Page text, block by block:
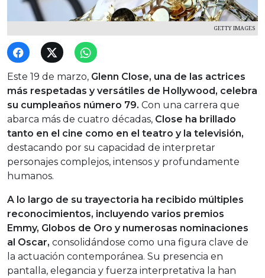
GETTY IMAGES
Este 19 de marzo, Glenn Close, una de las actrices
más respetadas y versátiles de Hollywood, celebra
su cumpleaños número 79. Con una carrera que
abarca más de cuatro décadas, Close ha brillado
tanto en el cine como en el teatro y la televisión,
destacando por su capacidad de interpretar
personajes complejos, intensos y profundamente
humanos.
A lo largo de su trayectoria ha recibido múltiples
reconocimientos, incluyendo varios premios
Emmy, Globos de Oro y numerosas nominaciones
al Oscar, consolidándose como una figura clave de
la actuación contemporánea. Su presencia en
pantalla, elegancia y fuerza interpretativa la han